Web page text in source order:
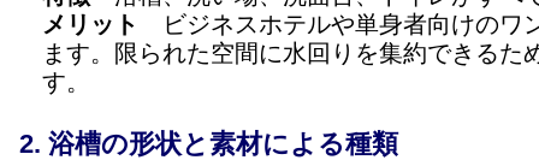
メリット
ビジネスホテルや単身者向けのワ
ます。限られた空間に水回りを集約できるた
す。
浴槽の形状と素材による種類